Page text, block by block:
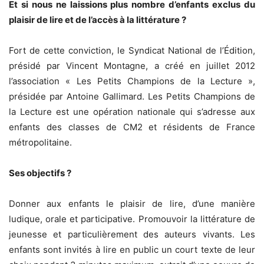
Et si nous ne laissions plus nombre d’enfants exclus du
plaisir de lire et de l’accès à la littérature ?
Fort de cette conviction, le Syndicat National de l’Édition,
présidé par Vincent Montagne, a créé en juillet 2012
l’association « Les Petits Champions de la Lecture »,
présidée par Antoine Gallimard. Les Petits Champions de
la Lecture est une opération nationale qui s’adresse aux
enfants des classes de CM2 et résidents de France
métropolitaine.
Ses objectifs ?
Donner aux enfants le plaisir de lire, d’une manière
ludique, orale et participative. Promouvoir la littérature de
jeunesse et particulièrement des auteurs vivants. Les
enfants sont invités à lire en public un court texte de leur